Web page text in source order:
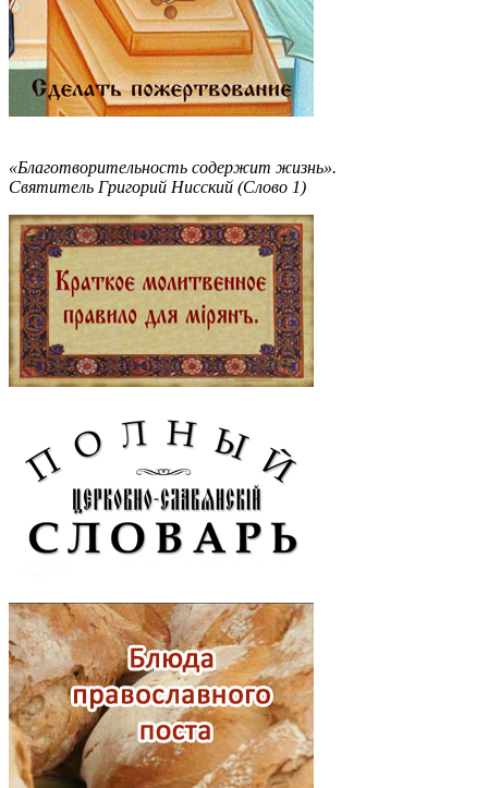
«Благотворительность содержит жизнь».
Святитель Григорий Нисский (Слово 1)